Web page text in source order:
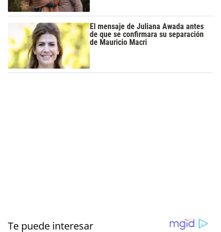
El mensaje de Juliana Awada antes
de que se confirmara su separación
de Mauricio Macri